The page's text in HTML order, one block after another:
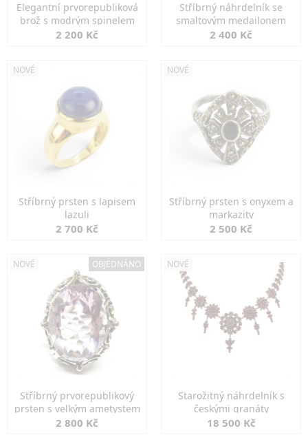
Elegantní prvorepubliková
brož s modrým spinelem
2 200 Kč
Stříbrný náhrdelník se
smaltovým medailonem
2 400 Kč
NOVÉ
Stříbrný prsten s lapisem
lazuli
2 700 Kč
NOVÉ
Stříbrný prsten s onyxem a
markazity
2 500 Kč
NOVÉ OBJEDNÁNO
Stříbrný prvorepublikový
prsten s velkým ametystem
2 800 Kč
NOVÉ
Starožitný náhrdelník s
českými granáty
18 500 Kč